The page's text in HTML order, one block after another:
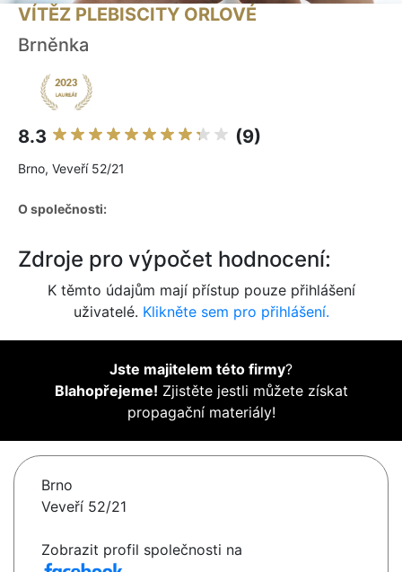
VÍTĚZ PLEBISCITY ORLOVÉ
Brněnka
8.3 (9)
Brno, Veveří 52/21
O společnosti:
Zdroje pro výpočet hodnocení:
K těmto údajům mají přístup pouze přihlášení
uživatelé. Klikněte sem pro přihlášení.
Jste majitelem této firmy?
Blahopřejeme! Zjistěte jestli můžete získat
propagační materiály!
Brno
Veveří 52/21
Zobrazit profil společnosti na